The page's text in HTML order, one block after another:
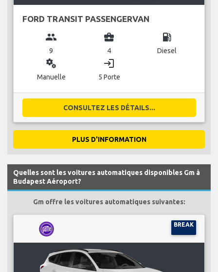
FORD TRANSIT PASSENGERVAN
group
9
business_center
4
local_gas_station
Diesel
miscellaneous_services
Manuelle
login
5 Porte
CONSULTEZ LES DÉTAILS...
PLUS D'INFORMATION
Quelles sont les voitures automatiques disponibles Gm à
Budapest Aéroport?
Gm offre les voitures automatiques suivantes:
BREAK